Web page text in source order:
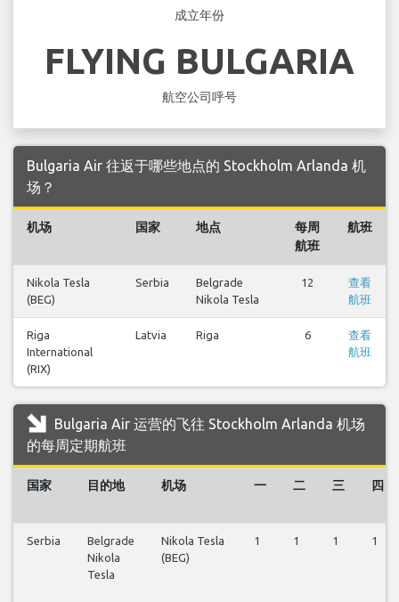
成立年份
FLYING BULGARIA
航空公司呼号
Bulgaria Air 往返于哪些地点的 Stockholm Arlanda 机
场？
机场 国家 地点
每周
航班
航班
Nikola Tesla
(BEG)
Serbia
Belgrade
Nikola Tesla
12
查看
航班
Riga
International
(RIX)
Latvia Riga 6
查看
航班
Bulgaria Air 运营的飞往 Stockholm Arlanda 机场
的每周定期航班
国家 目的地 机场 一 二 三 四
Serbia
Belgrade
Nikola
Tesla
Nikola Tesla
(BEG)
1 1 1 1